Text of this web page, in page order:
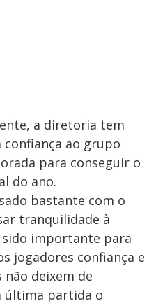
a diretoria tem
ao grupo
para conseguir o
do ano.
bastante com o
tranquilidade à
sido importante para
jogadores confiança e
não deixem de
última partida o